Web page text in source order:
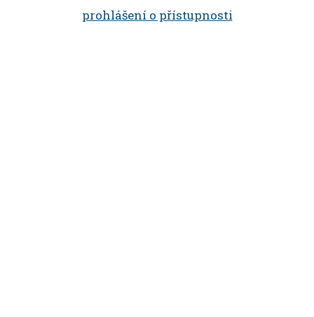
prohlášení o přístupnosti